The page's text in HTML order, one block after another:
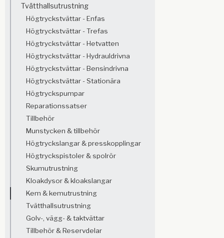
Tvätthallsutrustning
Högtryckstvättar - Enfas
Högtryckstvättar - Trefas
Högtryckstvättar - Hetvatten
Högtryckstvättar - Hydrauldrivna
Högtryckstvättar - Bensindrivna
Högtryckstvättar - Stationära
Högtryckspumpar
Reparationssatser
Tillbehör
Munstycken & tillbehör
Högtryckslangar & presskopplingar
Högtryckspistoler & spolrör
Skumutrustning
Kloakdysor & kloakslangar
Kem & kemutrustning
Tvätthallsutrustning
Golv-, vägg- & taktvättar
Tillbehör & Reservdelar